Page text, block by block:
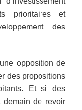
prioritaires et
des
opposition de
des propositions
Et si des
demain de revoir